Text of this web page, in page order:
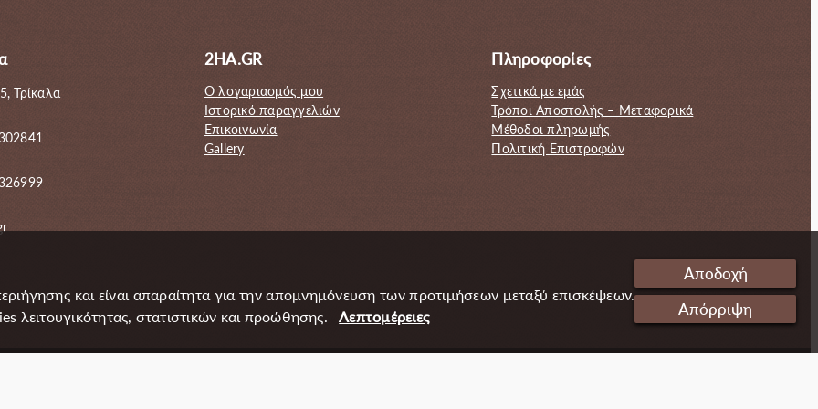
Τρίκαλα
2HA.GR
Ο λογαριασμός μου
Ιστορικό παραγγελιών
Επικοινωνία
Gallery
Πληροφορίες
Σχετικά με εμάς
Τρόποι Αποστολής – Μεταφορικά
Μέθοδοι πληρωμής
Πολιτική Επιστροφών
και είναι απαραίτητα για την απομνημόνευση των προτιμήσεων μεταξύ επισκέψεων.
στατιστικών και προώθησης.
Λεπτομέρειες
Αποδοχή
Απόρριψη